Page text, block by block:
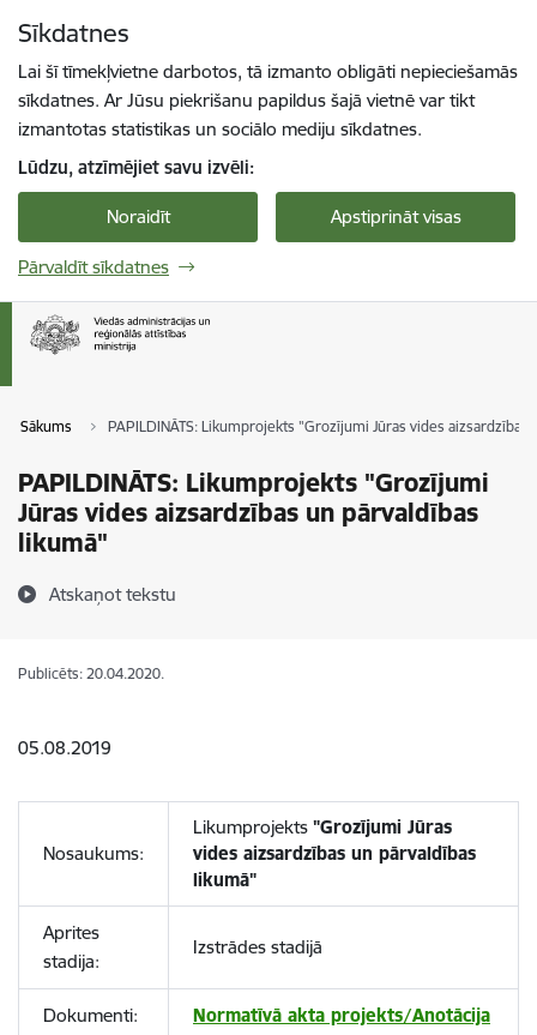
Sīkdatnes
Lai šī tīmekļvietne darbotos, tā izmanto obligāti nepieciešamās
sīkdatnes. Ar Jūsu piekrišanu papildus šajā vietnē var tikt
izmantotas statistikas un sociālo mediju sīkdatnes.
Lūdzu, atzīmējiet savu izvēli:
Noraidīt Apstiprināt visas
Pārvaldīt sīkdatnes
Sākums PAPILDINĀTS: Likumprojekts "Grozījumi Jūras vides aizsardzības
PAPILDINĀTS: Likumprojekts "Grozījumi
Jūras vides aizsardzības un pārvaldības
likumā"
Atskaņot tekstu
Publicēts: 20.04.2020.
05.08.2019
Nosaukums:
Likumprojekts "Grozījumi Jūras
vides aizsardzības un pārvaldības
likumā"
Aprites
stadija:
Izstrādes stadijā
Dokumenti: Normatīvā akta projekts/Anotācija